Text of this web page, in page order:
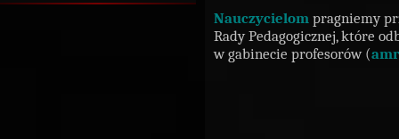
Nauczycielom pragniemy
Rady Pedagogicznej, które
w gabinecie profesorów (